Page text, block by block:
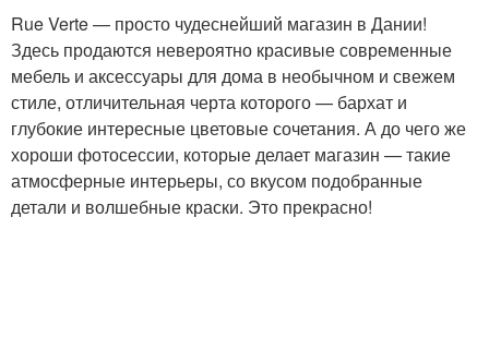
Rue Verte — просто чудеснейший магазин в Дании!
Здесь продаются невероятно красивые современные
мебель и аксессуары для дома в необычном и свежем
стиле, отличительная черта которого — бархат и
глубокие интересные цветовые сочетания. А до чего же
хороши фотосессии, которые делает магазин — такие
атмосферные интерьеры, со вкусом подобранные
детали и волшебные краски. Это прекрасно!